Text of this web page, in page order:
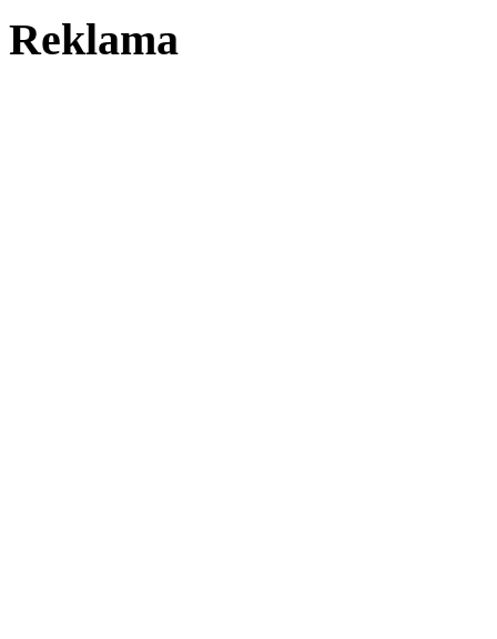
Reklama